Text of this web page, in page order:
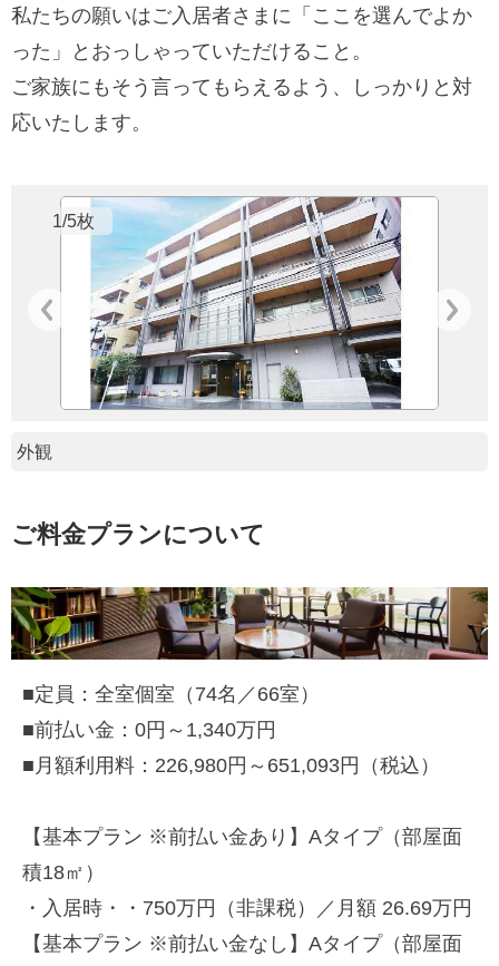
外観
1/5枚
私たちの願いはご入居者さまに「ここを選んでよか
った」とおっしゃっていただけること。
ご家族にもそう言ってもらえるよう、しっかりと対
応いたします。
ご料金プランについて
■定員：全室個室（74名／66室）
■前払い金：0円～1,340万円
■月額利用料：226,980円～651,093円（税込）
【基本プラン ※前払い金あり】Aタイプ（部屋面
積18㎡）
・入居時・・750万円（非課税）／月額 26.69万円
【基本プラン ※前払い金なし】Aタイプ（部屋面